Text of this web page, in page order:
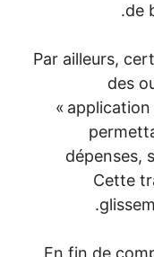
Par
«
En fin